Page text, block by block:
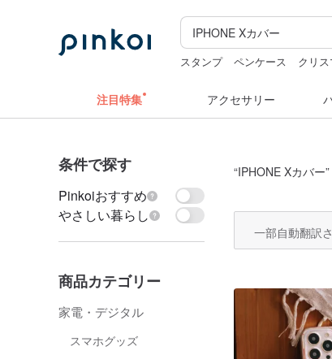
スタンプ ペンケース クリ
注目特集 アクセサリー
条件で探す
Pinkoiおすすめ
やさしい暮らし
商品カテゴリー
家電・デジタル
スマホグッズ
“IPHONE Xカバー
一部自動翻訳